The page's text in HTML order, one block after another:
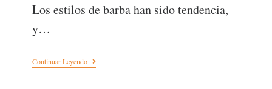
Los estilos de barba han sido tendencia,
y…
Continuar Leyendo